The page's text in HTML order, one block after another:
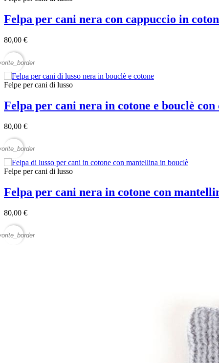
Felpa per cani nera con cappuccio in
80,00 €
Felpe per cani di lusso
Felpa per cani nera in cotone e bouclè
80,00 €
Felpe per cani di lusso
Felpa per cani nera in cotone con
80,00 €